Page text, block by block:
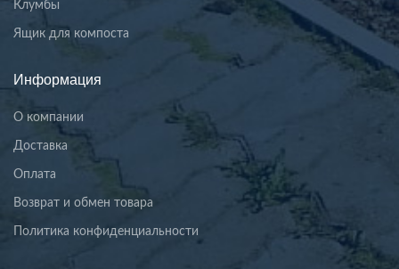
Клумбы
Ящик для компоста
Информация
О компании
Доставка
Оплата
Возврат и обмен товара
Политика конфиденциальности